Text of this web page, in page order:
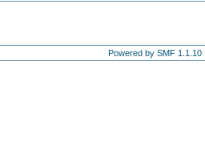
Powered by SMF 1.1.10